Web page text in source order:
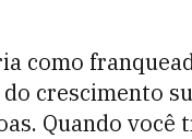
como
crescimento
Quando